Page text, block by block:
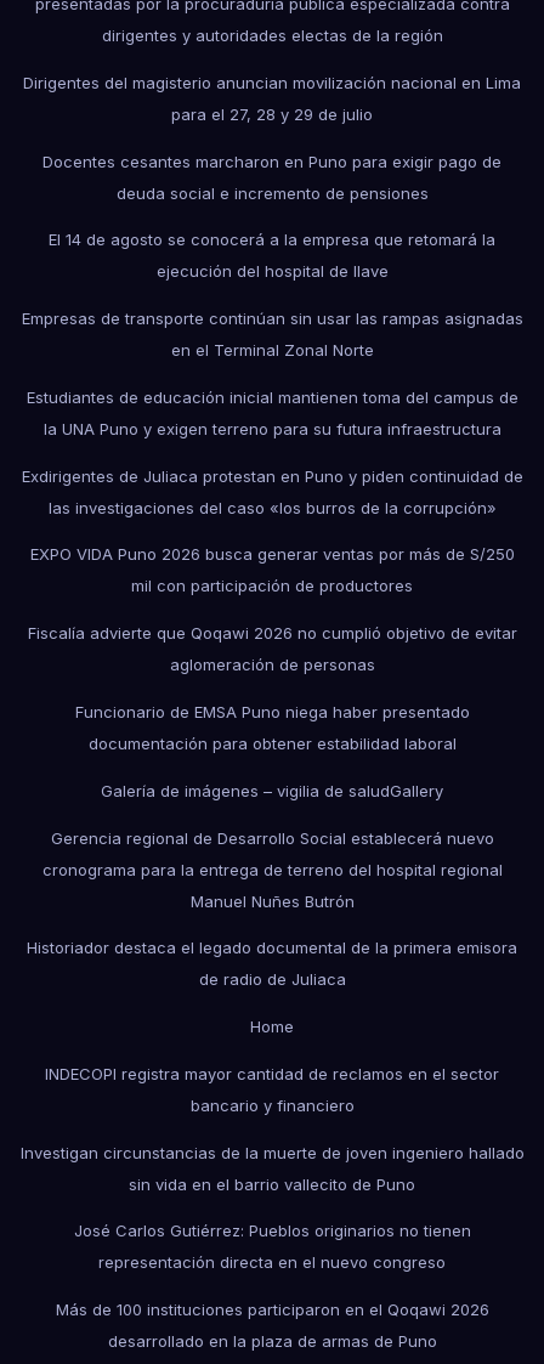
dirigentes y autoridades electas de la región
Dirigentes del magisterio anuncian movilización nacional en Lima
para el 27, 28 y 29 de julio
Docentes cesantes marcharon en Puno para exigir pago de
deuda social e incremento de pensiones
El 14 de agosto se conocerá a la empresa que retomará la
ejecución del hospital de Ilave
Empresas de transporte continúan sin usar las rampas asignadas
en el Terminal Zonal Norte
Estudiantes de educación inicial mantienen toma del campus de
la UNA Puno y exigen terreno para su futura infraestructura
Exdirigentes de Juliaca protestan en Puno y piden continuidad de
las investigaciones del caso «los burros de la corrupción»
EXPO VIDA Puno 2026 busca generar ventas por más de S/250
mil con participación de productores
Fiscalía advierte que Qoqawi 2026 no cumplió objetivo de evitar
aglomeración de personas
Funcionario de EMSA Puno niega haber presentado
documentación para obtener estabilidad laboral
Galería de imágenes – vigilia de saludGallery
Gerencia regional de Desarrollo Social establecerá nuevo
cronograma para la entrega de terreno del hospital regional
Manuel Nuñes Butrón
Historiador destaca el legado documental de la primera emisora
de radio de Juliaca
Home
INDECOPI registra mayor cantidad de reclamos en el sector
bancario y financiero
Investigan circunstancias de la muerte de joven ingeniero hallado
sin vida en el barrio vallecito de Puno
José Carlos Gutiérrez: Pueblos originarios no tienen
representación directa en el nuevo congreso
Más de 100 instituciones participaron en el Qoqawi 2026
desarrollado en la plaza de armas de Puno